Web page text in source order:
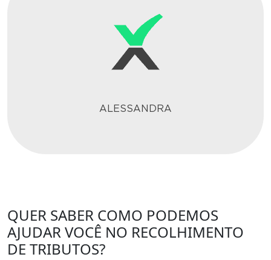
ALESSANDRA
QUER SABER COMO PODEMOS
AJUDAR VOCÊ NO RECOLHIMENTO
DE TRIBUTOS?